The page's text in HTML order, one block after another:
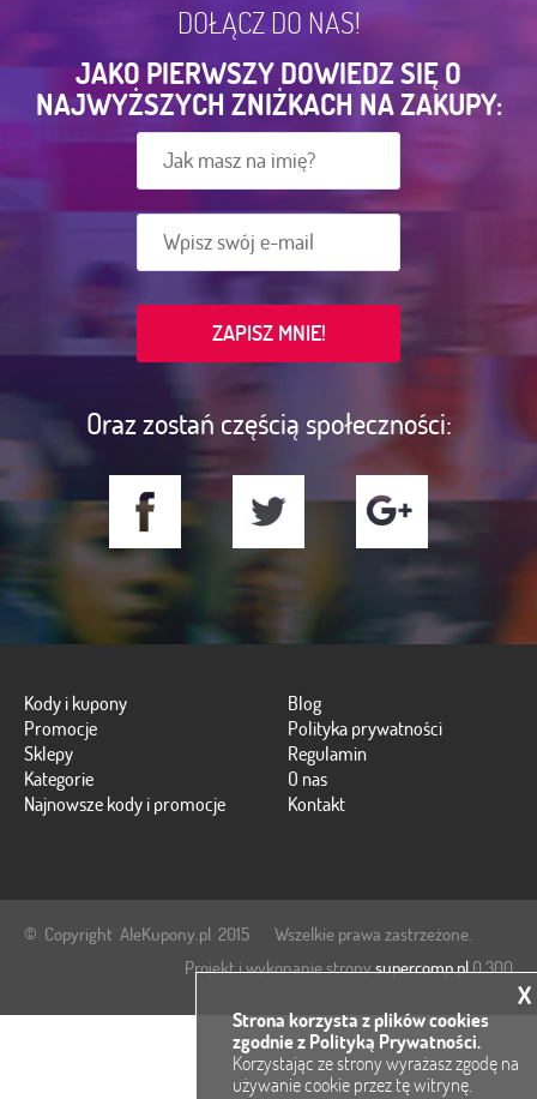
DOŁĄCZ DO NAS!
JAKO PIERWSZY DOWIEDZ SIĘ O
NAJWYŻSZYCH ZNIŻKACH NA ZAKUPY:
Oraz zostań częścią społeczności:
Kody i kupony
Promocje
Sklepy
Kategorie
Najnowsze kody i promocje
Blog
Polityka prywatności
Regulamin
O nas
Kontakt
© Copyright AleKupony.pl 2015 Wszelkie prawa zastrzeżone.
Projekt i wykonanie stronysupercomp.pl0.300
X
Strona korzysta z plików cookies
zgodnie z Polityką Prywatności.
Korzystając ze strony wyrażasz zgodę na
używanie cookie przez tę witrynę.